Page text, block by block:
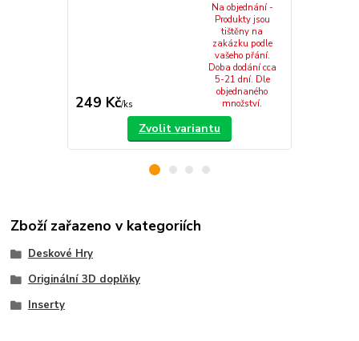
249 Kč/ks
Na objednání -
Produkty jsou
tištěny na
zakázku podle
vašeho přání.
Doba dodání cca
5-21 dní. Dle
objednaného
množství.
Zvolit variantu
Zboží zařazeno v kategoriích
Deskové Hry
Originální 3D doplňky
Inserty